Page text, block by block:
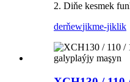
2. Diňe kesmek
derňewjikme-jiklik